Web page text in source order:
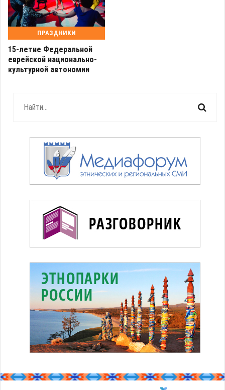
ПРАЗДНИКИ
15-летие Федеральной
еврейской национально-
культурной автономии